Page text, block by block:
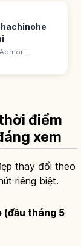
nấu
điểm
xem
thay đổi theo
riêng biệt.
(đầu tháng 5